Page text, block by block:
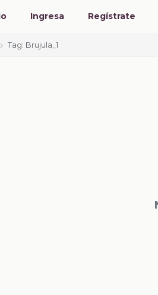
Ingresa Regístrate
Tag: Brujula_1